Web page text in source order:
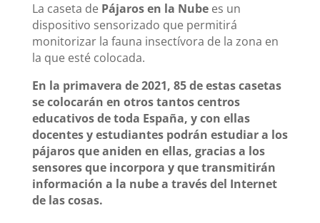
La caseta de Pájaros en la Nubees un
dispositivo sensorizado que permitirá
monitorizar la fauna insectívora de la zona en
la que esté colocada.
En la primavera de 2021, 85 de estas casetas
se colocarán en otros tantos centros
educativos de toda España, y con ellas
docentes y estudiantes podrán estudiar a los
pájaros que aniden en ellas, gracias a los
sensores que incorpora y que transmitirán
información a la nube a través del Internet
de las cosas.